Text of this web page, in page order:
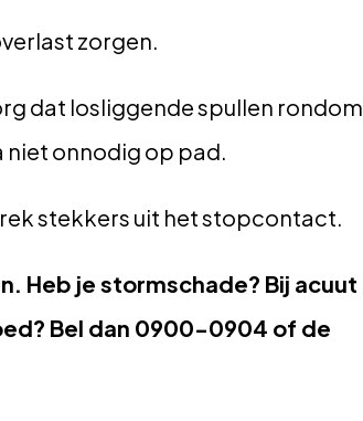
zorgen.
dat losliggende spullen rondom
niet onnodig op pad.
stekkers uit het stopcontact.
Heb je stormschade? Bij acuut
Bel dan 0900-0904 of de